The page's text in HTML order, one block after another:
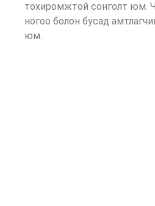
тохиромжтой сонголт юм.
ногоо болон бусад
юм.